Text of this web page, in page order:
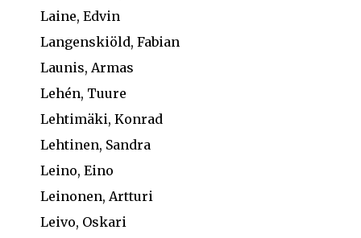
Laine, Edvin
Langenskiöld, Fabian
Launis, Armas
Lehén, Tuure
Lehtimäki, Konrad
Lehtinen, Sandra
Leino, Eino
Leinonen, Artturi
Leivo, Oskari